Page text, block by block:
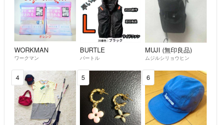
WORKMAN
ワークマン
BURTLE
バートル
MUJI (無印良品)
ムジルシリョウヒン
4 5 6